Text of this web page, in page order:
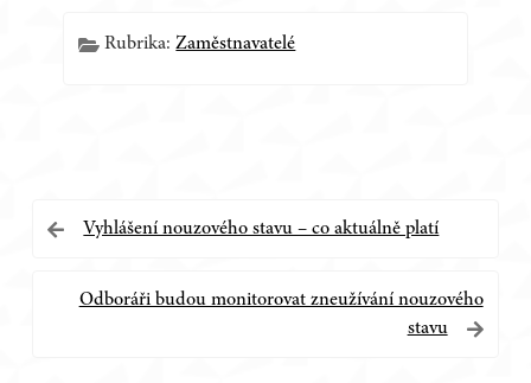
Rubrika:Zaměstnavatelé
Navigace
Vyhlášení nouzového stavu – co aktuálně platí
Odboráři budou monitorovat zneužívání nouzového
stavu